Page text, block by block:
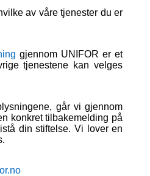
av våre tjenester du er
gjennom UNIFOR er et
tjenestene kan velges
går vi gjennom
konkret tilbakemelding på
din stiftelse. Vi lover en